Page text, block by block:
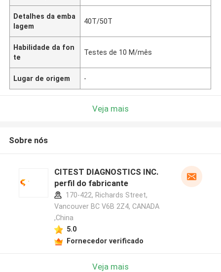
Detalhes da emba
lagem
40T/50T
Habilidade da fon
te
Testes de 10 M/mês
Lugar de origem -
Veja mais
Sobre nós
CITEST DIAGNOSTICS INC.
perfil do fabricante
170-422, Richards Street,
Vancouver BC V6B 2Z4, CANADA
,China
5.0
Fornecedor verificado
Veja mais